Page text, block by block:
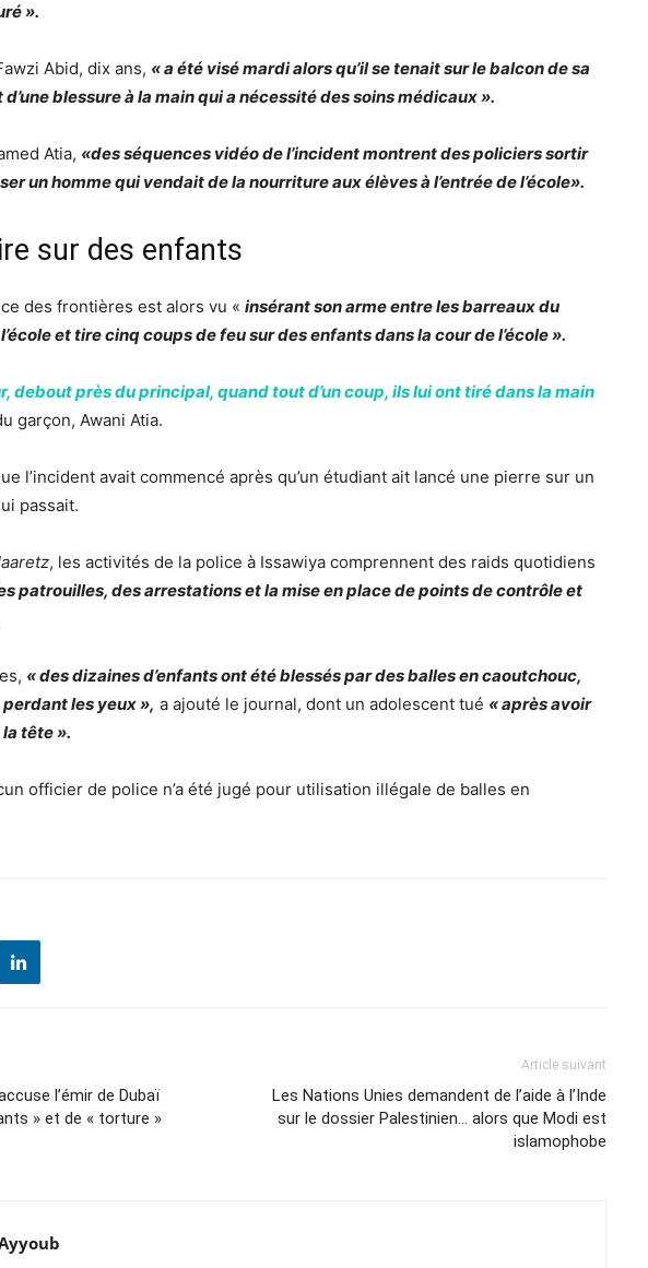
».
Abid, dix ans, « a été visé mardi alors qu’il se tenait sur le balcon de sa
blessure à la main qui a nécessité des soins médicaux ».
Atia, «des séquences vidéo de l’incident montrent des policiers sortir
un homme qui vendait de la nourriture aux élèves à l’entrée de l’école».
sur des enfants
des frontières est alors vu « insérant son arme entre les barreaux du
et tire cinq coups de feu sur des enfants dans la cour de l’école ».
debout près du principal, quand tout d’un coup, ils lui ont tiré dans la main
garçon, Awani Atia.
l’incident avait commencé après qu’un étudiant ait lancé une pierre sur un
passait.
, les activités de la police à Issawiya comprennent des raids quotidiens
patrouilles, des arrestations et la mise en place de points de contrôle et
« des dizaines d’enfants ont été blessés par des balles en caoutchouc,
les yeux », a ajouté le journal, dont un adolescent tué « après avoir
tête ».
officier de police n’a été jugé pour utilisation illégale de balles en
l’émir de Dubaï
» et de « torture »
Article suivant
Les Nations Unies demandent de l’aide à l’Inde
sur le dossier Palestinien… alors que Modi est
islamophobe